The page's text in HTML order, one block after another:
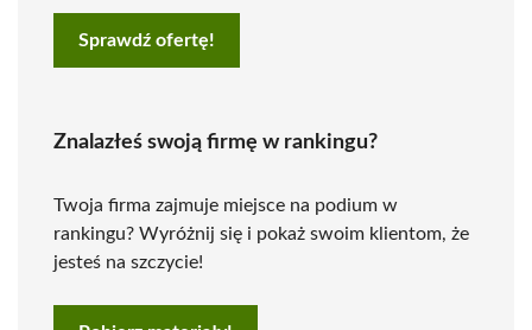
Sprawdź ofertę!
Znalazłeś swoją firmę w rankingu?
Twoja firma zajmuje miejsce na podium w
rankingu? Wyróżnij się i pokaż swoim klientom, że
jesteś na szczycie!